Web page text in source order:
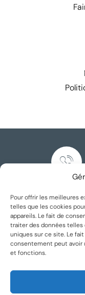
Pour offrir les meilleures
telles que les cookies
appareils. Le fait de
traiter des données
uniques sur ce site. Le
consentement peut avoir
et fonctions.
Nous
+33 3 74 69